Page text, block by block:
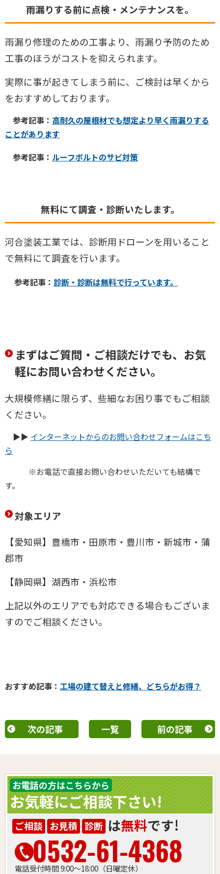
雨漏りする前に点検・メンテナンスを。
雨漏り修理のための工事より、雨漏り予防のため
工事のほうがコストを抑えられます。
実際に事が起きてしまう前に、ご検討は早くから
をおすすめしております。
参考記事： 高耐久の屋根材でも想定より早く雨漏りする
ことがあります
参考記事： ルーフボルトのサビ対策
無料にて調査・診断いたします。
河合塗装工業では、診断用ドローンを用いること
で無料にて調査を行います。
参考記事： 診断・診断は無料で行っています。
まずはご質問・ご相談だけでも、お気
軽にお問い合わせください。
大規模修繕に限らず、些細なお困り事でもご相談
ください。
▶▶ インターネットからのお問い合わせフォームはこち
ら
※お電話で直接お問い合わせいただいても結構で
す。
対象エリア
【愛知県】豊橋市・田原市・豊川市・新城市・蒲
郡市
【静岡県】湖西市・浜松市
上記以外のエリアでも対応できる場合もございま
すのでご相談ください。
おすすめ記事： 工場の建て替えと修繕、どちらがお得？
次の記事 一覧 前の記事
お電話の方はこちらから
お気軽にご相談下さい!
ご相談 お見積 診断 は無料です!
0532-61-4368
電話受付時間 9:00～18:00（日曜定休）